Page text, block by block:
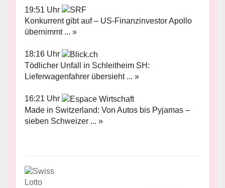
19:51 Uhr
Konkurrent gibt auf – US-Finanzinvestor Apollo
übernimmt ... »
18:16 Uhr
Tödlicher Unfall in Schleitheim SH:
Lieferwagenfahrer übersieht ... »
16:21 Uhr
Made in Switzerland: Von Autos bis Pyjamas –
sieben Schweizer ... »